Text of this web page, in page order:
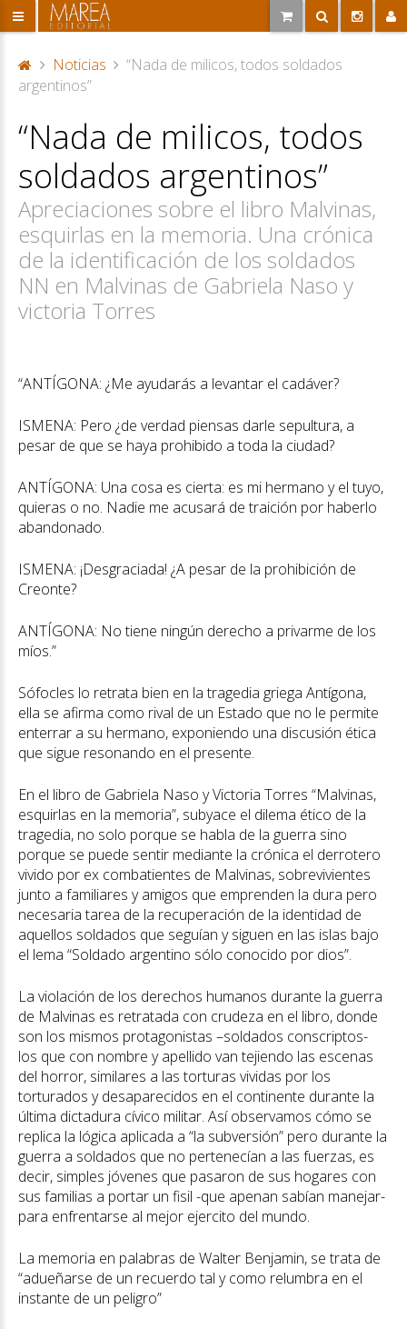
P
ta
a
Noticias
“Nada de milicos, todos soldados
argentinos”
“Nada de milicos, todos
soldados argentinos”
Apreciaciones sobre el libro Malvinas,
esquirlas en la memoria. Una crónica
de la identificación de los soldados
NN en Malvinas de Gabriela Naso y
victoria Torres
“ANTÍGONA: ¿Me ayudarás a levantar el cadáver?
ISMENA: Pero ¿de verdad piensas darle sepultura, a
pesar de que se haya prohibido a toda la ciudad?
ANTÍGONA: Una cosa es cierta: es mi hermano y el tuyo,
quieras o no. Nadie me acusará de traición por haberlo
abandonado.
ISMENA: ¡Desgraciada! ¿A pesar de la prohibición de
Creonte?
ANTÍGONA: No tiene ningún derecho a privarme de los
míos.”
Sófocles lo retrata bien en la tragedia griega Antígona,
ella se afirma como rival de un Estado que no le permite
enterrar a su hermano, exponiendo una discusión ética
que sigue resonando en el presente.
En el libro de Gabriela Naso y Victoria Torres “Malvinas,
esquirlas en la memoria”, subyace el dilema ético de la
tragedia, no solo porque se habla de la guerra sino
porque se puede sentir mediante la crónica el derrotero
vivido por ex combatientes de Malvinas, sobrevivientes
junto a familiares y amigos que emprenden la dura pero
necesaria tarea de la recuperación de la identidad de
aquellos soldados que seguían y siguen en las islas bajo
el lema “Soldado argentino sólo conocido por dios”.
La violación de los derechos humanos durante la guerra
de Malvinas es retratada con crudeza en el libro, donde
son los mismos protagonistas –soldados conscriptos-
los que con nombre y apellido van tejiendo las escenas
del horror, similares a las torturas vividas por los
torturados y desaparecidos en el continente durante la
última dictadura cívico militar. Así observamos cómo se
replica la lógica aplicada a “la subversión” pero durante la
guerra a soldados que no pertenecían a las fuerzas, es
decir, simples jóvenes que pasaron de sus hogares con
sus familias a portar un fisil -que apenan sabían manejar-
para enfrentarse al mejor ejercito del mundo.
La memoria en palabras de Walter Benjamin, se trata de
“adueñarse de un recuerdo tal y como relumbra en el
instante de un peligro”